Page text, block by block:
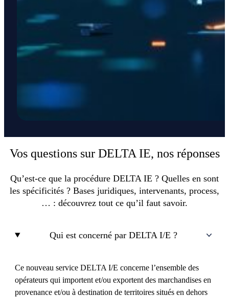
Vos questions sur DELTA IE, nos réponses
Qu’est-ce que la procédure DELTA IE ? Quelles en sont
les spécificités ? Bases juridiques, intervenants, process,
… : découvrez tout ce qu’il faut savoir.
Qui est concerné par DELTA I/E ?
Ce nouveau service DELTA I/E concerne l’ensemble des
opérateurs qui importent et/ou exportent des marchandises en
provenance et/ou à destination de territoires situés en dehors